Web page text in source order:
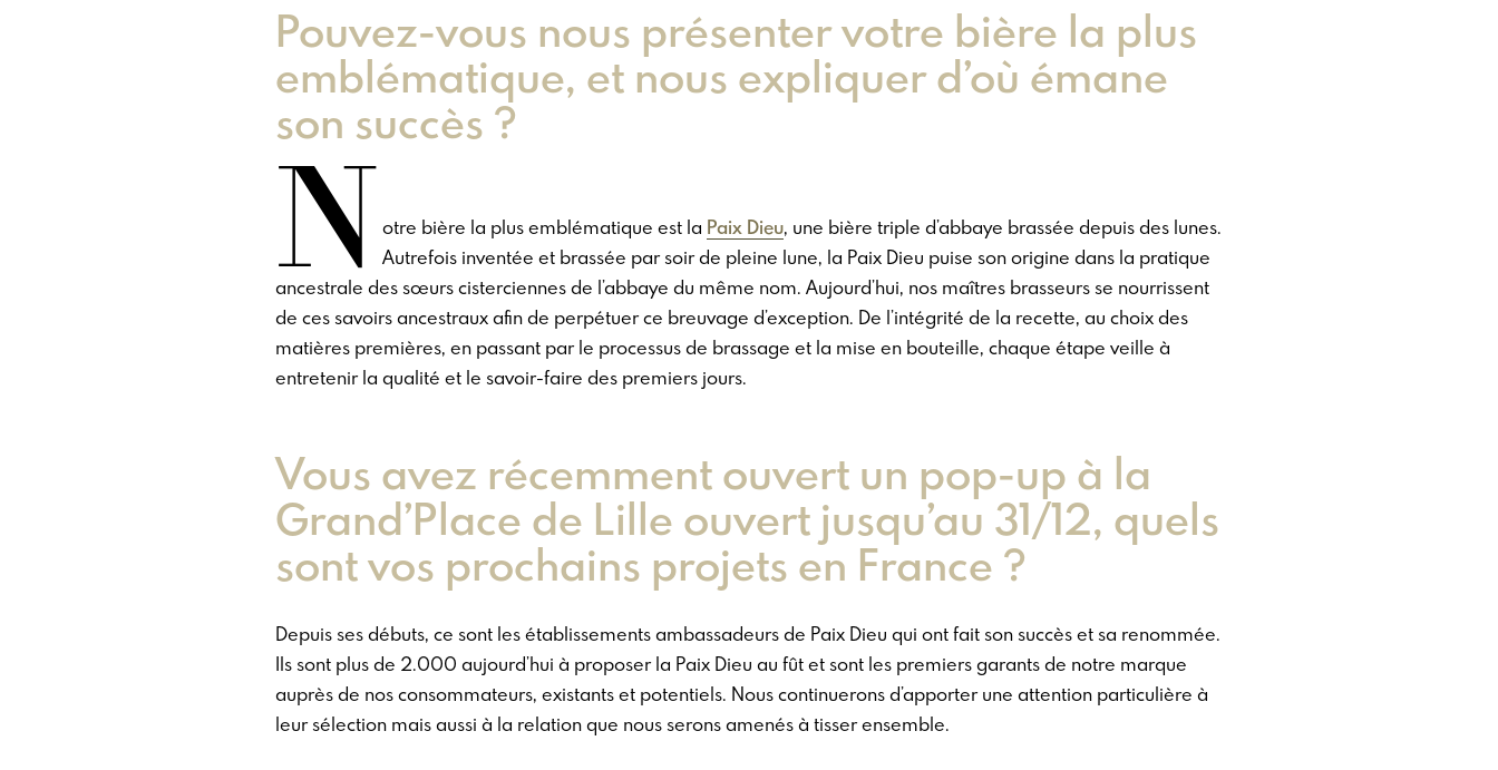
Pouvez-vous nous présenter votre bière la plus
emblématique, et nous expliquer d’où émane
son succès ?
N otre bière la plus emblématique est la Paix Dieu, une bière triple d’abbaye brassée depuis des lunes.
Autrefois inventée et brassée par soir de pleine lune, la Paix Dieu puise son origine dans la pratique
ancestrale des sœurs cisterciennes de l’abbaye du même nom. Aujourd’hui, nos maîtres brasseurs se nourrissent
de ces savoirs ancestraux afin de perpétuer ce breuvage d’exception. De l’intégrité de la recette, au choix des
matières premières, en passant par le processus de brassage et la mise en bouteille, chaque étape veille à
entretenir la qualité et le savoir-faire des premiers jours.
Vous avez récemment ouvert un pop-up à la
Grand’Place de Lille ouvert jusqu’au 31/12, quels
sont vos prochains projets en France ?
Depuis ses débuts, ce sont les établissements ambassadeurs de Paix Dieu qui ont fait son succès et sa renommée.
Ils sont plus de 2.000 aujourd’hui à proposer la Paix Dieu au fût et sont les premiers garants de notre marque
auprès de nos consommateurs, existants et potentiels. Nous continuerons d’apporter une attention particulière à
leur sélection mais aussi à la relation que nous serons amenés à tisser ensemble.